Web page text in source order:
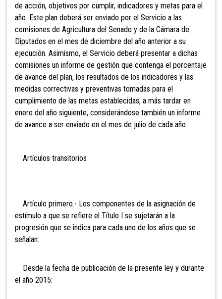
de acción, objetivos por cumplir, indicadores y metas para el
año. Este plan deberá ser enviado por el Servicio a las
comisiones de Agricultura del Senado y de la Cámara de
Diputados en el mes de diciembre del año anterior a su
ejecución. Asimismo, el Servicio deberá presentar a dichas
comisiones un informe de gestión que contenga el porcentaje
de avance del plan, los resultados de los indicadores y las
medidas correctivas y preventivas tomadas para el
cumplimiento de las metas establecidas, a más tardar en
enero del año siguiente, considerándose también un informe
de avance a ser enviado en el mes de julio de cada año.
Artículos transitorios
Artículo primero.- Los componentes de la asignación de
estímulo a que se refiere el Título I se sujetarán a la
progresión que se indica para cada uno de los años que se
señalan:
Desde la fecha de publicación de la presente ley y durante
el año 2015: